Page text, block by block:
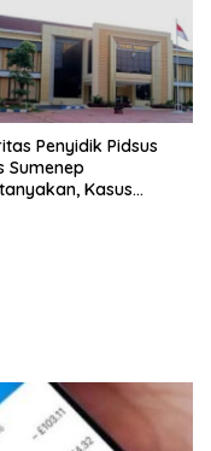
Penyidik Pidsus
Sumenep
Kasus